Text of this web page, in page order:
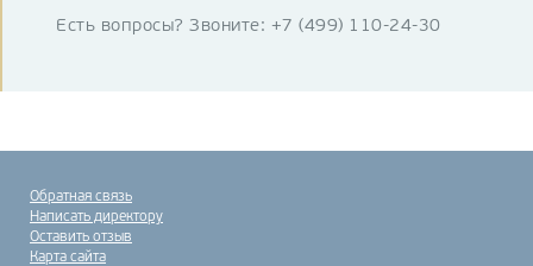
Есть вопросы? Звоните: +7 (499) 110-24-30
Обратная связь
Написать директору
Оставить отзыв
Карта сайта